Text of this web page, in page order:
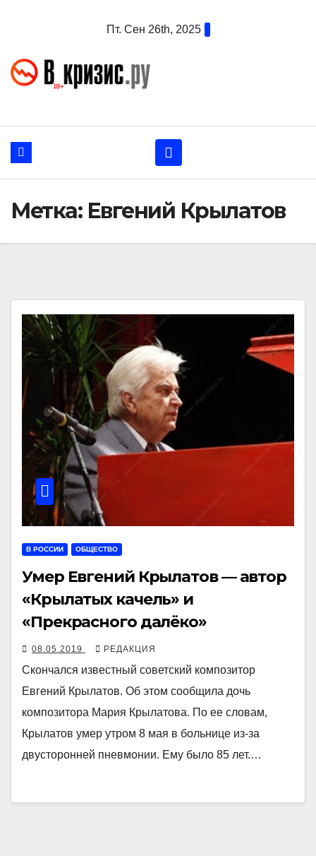
Пт. Сен 26th, 2025
Метка: Евгений Крылатов
В РОССИИ ОБЩЕСТВО
Умер Евгений Крылатов — автор
«Крылатых качель» и
«Прекрасного далёко»
08.05.2019 РЕДАКЦИЯ
Скончался известный советский композитор
Евгений Крылатов. Об этом сообщила дочь
композитора Мария Крылатова. По ее словам,
Крылатов умер утром 8 мая в больнице из-за
двусторонней пневмонии. Ему было 85 лет.…